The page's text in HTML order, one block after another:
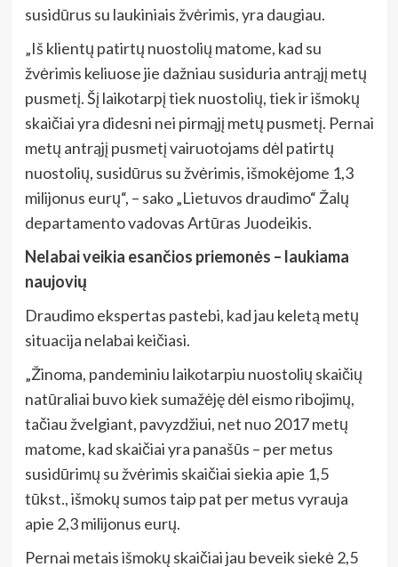
susidūrus su laukiniais žvėrimis, yra daugiau.
„Iš klientų patirtų nuostolių matome, kad su
žvėrimis keliuose jie dažniau susiduria antrąjį metų
pusmetį. Šį laikotarpį tiek nuostolių, tiek ir išmokų
skaičiai yra didesni nei pirmąjį metų pusmetį. Pernai
metų antrąjį pusmetį vairuotojams dėl patirtų
nuostolių, susidūrus su žvėrimis, išmokėjome 1,3
milijonus eurų“, – sako „Lietuvos draudimo“ Žalų
departamento vadovas Artūras Juodeikis.
Nelabai veikia esančios priemonės – laukiama
naujovių
Draudimo ekspertas pastebi, kad jau keletą metų
situacija nelabai keičiasi.
„Žinoma, pandeminiu laikotarpiu nuostolių skaičių
natūraliai buvo kiek sumažėję dėl eismo ribojimų,
tačiau žvelgiant, pavyzdžiui, net nuo 2017 metų
matome, kad skaičiai yra panašūs – per metus
susidūrimų su žvėrimis skaičiai siekia apie 1,5
tūkst., išmokų sumos taip pat per metus vyrauja
apie 2,3 milijonus eurų.
Pernai metais išmokų skaičiai jau beveik siekė 2,5